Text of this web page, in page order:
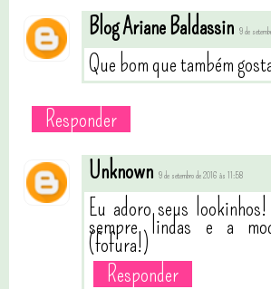
Blog Ariane Baldassin 9 de
Que bom que também
Responder
Unknown 9 de setembro de 2016 às 11:58
Eu adoro seus
sempre lindas e a
(fofura!)
Responder